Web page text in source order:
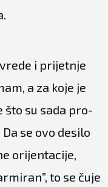
i prijetnje
a za koje je
su sada pro-
se ovo desilo
orijentacije,
to se čuje